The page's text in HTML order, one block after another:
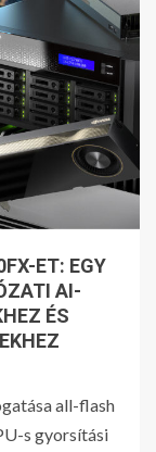
ET: EGY
AI-
ÉS
all-flash
s gyorsítási